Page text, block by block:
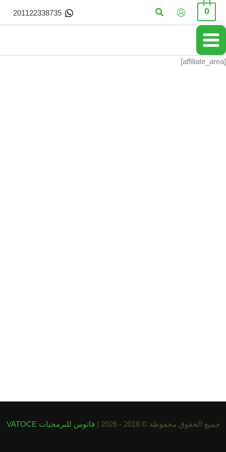
تخطي
المحتوى
0 البحث 201122338735
[affiliate_area]
جميع الحقوق محفوظة © 2018 - 2026 | فاتوس للبرمجيات VATOCE